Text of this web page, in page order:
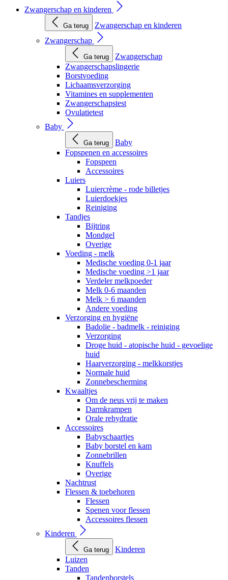
Zwangerschap en kinderen
Ga terug
Zwangerschap en kinderen
Zwangerschap
Ga terug
Zwangerschap
Zwangerschapslingerie
Borstvoeding
Lichaamsverzorging
Vitamines en supplementen
Zwangerschapstest
Ovulatietest
Baby
Ga terug
Baby
Fopspenen en accessoires
Fopspeen
Accessoires
Luiers
Luiercrème - rode billetjes
Luierdoekjes
Reiniging
Tandjes
Bijtring
Mondgel
Overige
Voeding - melk
Medische voeding 0-1 jaar
Medische voeding >1 jaar
Verdeler melkpoeder
Melk 0-6 maanden
Melk > 6 maanden
Andere voeding
Verzorging en hygiëne
Badolie - badmelk - reiniging
Verzorging
Droge huid - atopische huid - gevoelige
huid
Haarverzorging - melkkorstjes
Normale huid
Zonnebescherming
Kwaaltjes
Om de neus vrij te maken
Darmkrampen
Orale rehydratie
Accessoires
Babyschaartjes
Baby borstel en kam
Zonnebrillen
Knuffels
Overige
Nachtrust
Flessen & toebehoren
Flessen
Spenen voor flessen
Accessoires flessen
Kinderen
Ga terug
Kinderen
Luizen
Tanden
Tandenborstels